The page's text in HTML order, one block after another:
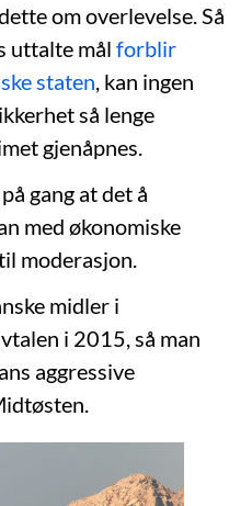
om overlevelse. Så
uttalte målforblir
staten , kan ingen
så lenge
gjenåpnes.
gang at det å
med økonomiske
moderasjon.
midler i
i 2015, så man
aggressive